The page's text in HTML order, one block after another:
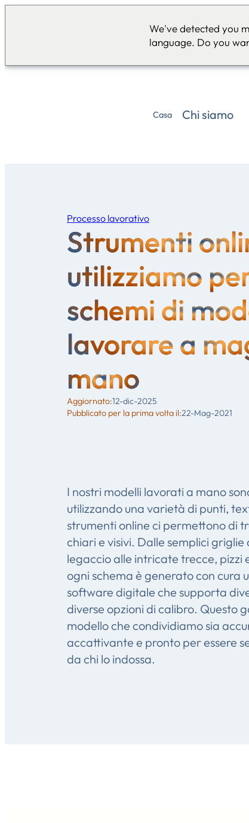
We've detected you
language. Do you
Casa Chi siamo
Processo lavorativo
Strumenti
utilizziamo
schemi di
lavorare a
mano
Aggiornato:12-dic-2025
Pubblicato per la prima volta il:22-Mag-2021
I nostri modelli lavorati a mano
utilizzando una varietà di punti,
strumenti online ci permettono di
chiari e visivi. Dalle semplici
legaccio alle intricate trecce, pizzi
ogni schema è generato con cura
software digitale che supporta
diverse opzioni di calibro. Questo
modello che condividiamo sia
accattivante e pronto per essere
da chi lo indossa.